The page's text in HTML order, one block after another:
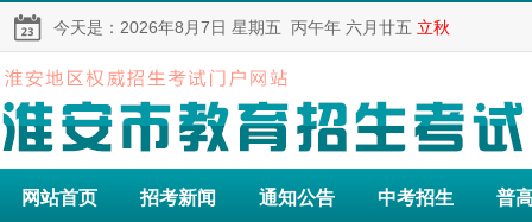
今天是： 2026年8月7日 星期五 丙午年 六月廿五 立秋
网站首页 招考新闻 通知公告 中考招生 普